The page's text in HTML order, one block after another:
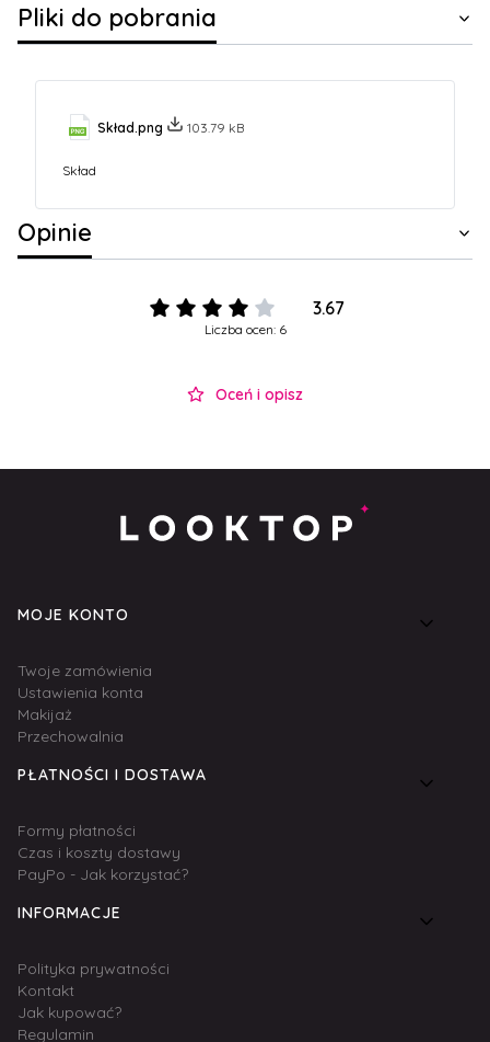
Pliki do pobrania
Skład.png 103.79 kB
Skład
Opinie
3.67
Liczba ocen: 6
Oceń i opisz
Linki w stopce
MOJE KONTO
Twoje zamówienia
Ustawienia konta
Makijaż
Przechowalnia
PŁATNOŚCI I DOSTAWA
Formy płatności
Czas i koszty dostawy
PayPo - Jak korzystać?
INFORMACJE
Polityka prywatności
Kontakt
Jak kupować?
Regulamin